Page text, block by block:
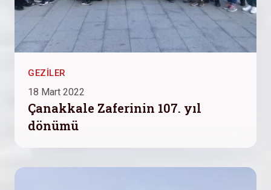
GEZILER
18 Mart 2022
Çanakkale Zaferinin 107. yıl
dönümü